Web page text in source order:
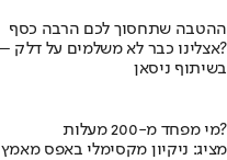
ההטבה שתחסוך לכם הרבה כסף
אצלינו כבר לא משלמים על דלק – ומה איתכם?
בשיתוף ניסאן
מי מפחד מ-200 מעלות?
השואב-שוטף החדש של Dreame מציג: ניקיון מקסימלי באפס מאמץ